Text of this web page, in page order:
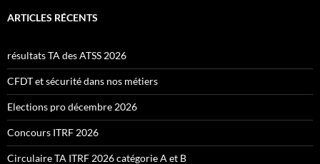
ARTICLES RÉCENTS
résultats TA des ATSS 2026
CFDT et sécurité dans nos métiers
Elections pro décembre 2026
Concours ITRF 2026
Circulaire TA ITRF 2026 catégorie A et B